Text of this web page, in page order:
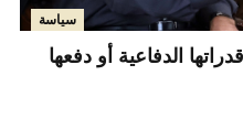
سياسة
الدفاعية أو دفعها